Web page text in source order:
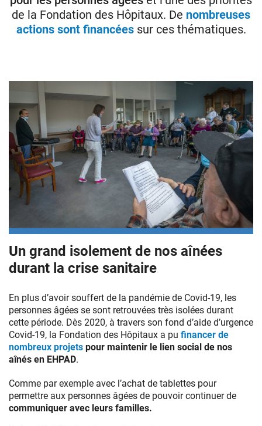
de la Fondation des Hôpitaux. De nombreuses
actions sont financéessur ces thématiques.
Un grand isolement de nos aînées
durant la crise sanitaire
En plus d’avoir souffert de la pandémie de Covid-19, les
personnes âgées se sont retrouvées très isolées durant
cette période. Dès 2020, à travers son fond d’aide d’urgence
Covid-19, la Fondation des Hôpitaux a pu financer de
nombreux projets pour maintenir le lien social de nos
aînés en EHPAD.
Comme par exemple avec l’achat de tablettes pour
permettre aux personnes âgées de pouvoir continuer de
communiquer avec leurs familles.